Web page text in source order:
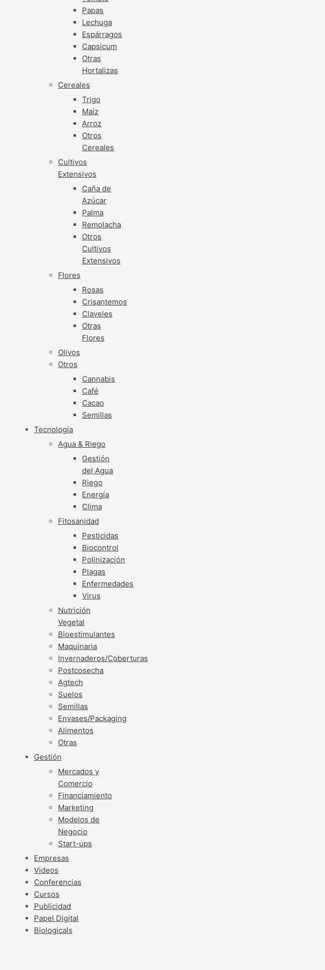
Papas
Lechuga
Espárragos
Capsicum
Otras
Hortalizas
Cereales
Trigo
Maíz
Arroz
Otros
Cereales
Cultivos
Extensivos
Caña de
Azúcar
Palma
Remolacha
Otros
Cultivos
Extensivos
Flores
Rosas
Crisantemos
Claveles
Otras
Flores
Olivos
Otros
Cannabis
Café
Cacao
Semillas
Tecnología
Agua & Riego
Gestión
del Agua
Riego
Energía
Clima
Fitosanidad
Pesticidas
Biocontrol
Polinización
Plagas
Enfermedades
Virus
Nutrición
Vegetal
Bioestimulantes
Maquinaria
Invernaderos/Coberturas
Postcosecha
Agtech
Suelos
Semillas
Envases/Packaging
Alimentos
Otras
Gestión
Mercados y
Comercio
Financiamiento
Marketing
Modelos de
Negocio
Start-ups
Empresas
Videos
Conferencias
Cursos
Publicidad
Papel Digital
Biologicals